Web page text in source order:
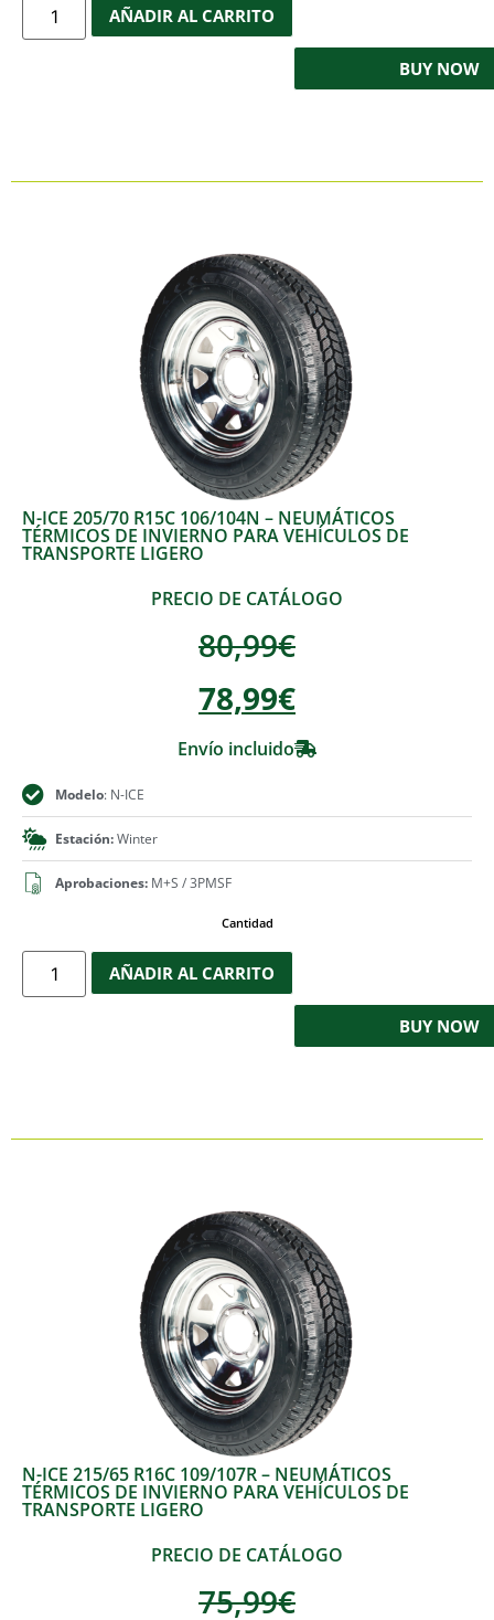
AÑADIR AL CARRITO
BUY NOW
N-ICE 205/70 R15C 106/104N – NEUMÁTICOS
TÉRMICOS DE INVIERNO PARA VEHÍCULOS DE
TRANSPORTE LIGERO
PRECIO DE CATÁLOGO
80,99€
78,99€
Envío incluido
Modelo: N-ICE
Estación:Winter
Aprobaciones: M+S / 3PMSF
Cantidad
AÑADIR AL CARRITO
BUY NOW
N-ICE 215/65 R16C 109/107R – NEUMÁTICOS
TÉRMICOS DE INVIERNO PARA VEHÍCULOS DE
TRANSPORTE LIGERO
PRECIO DE CATÁLOGO
75,99€